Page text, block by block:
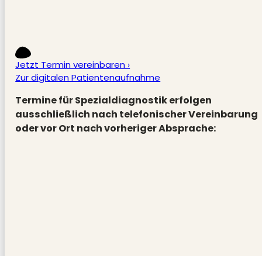
Jetzt Termin vereinbaren ›
Zur digitalen Patientenaufnahme
Termine für Spezialdiagnostik erfolgen
ausschließlich nach telefonischer Vereinbarung
oder vor Ort nach vorheriger Absprache: